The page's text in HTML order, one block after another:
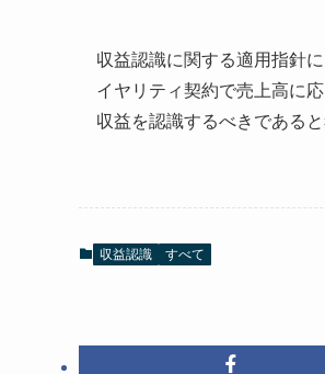
収益認識に関する適用指針
イヤリティ契約で売上高に
収益を認識するべきであると
収益認識 すべて